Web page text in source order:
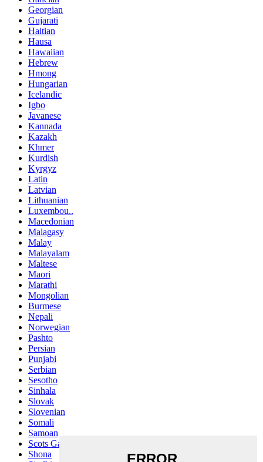
Georgian
Gujarati
Haitian
Hausa
Hawaiian
Hebrew
Hmong
Hungarian
Icelandic
Igbo
Javanese
Kannada
Kazakh
Khmer
Kurdish
Kyrgyz
Latin
Latvian
Lithuanian
Luxembou..
Macedonian
Malagasy
Malay
Malayalam
Maltese
Maori
Marathi
Mongolian
Burmese
Nepali
Norwegian
Pashto
Persian
Punjabi
Serbian
Sesotho
Sinhala
Slovak
Slovenian
Somali
Samoan
Scots Gaelic
Shona